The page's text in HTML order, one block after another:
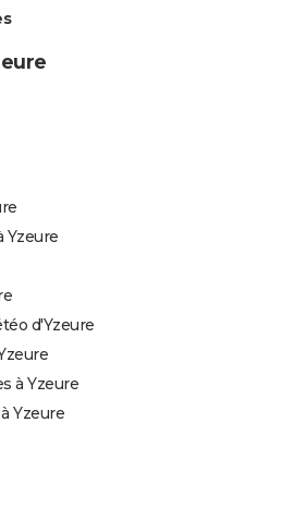
Yzeure
d'Yzeure
à Yzeure
Yzeure